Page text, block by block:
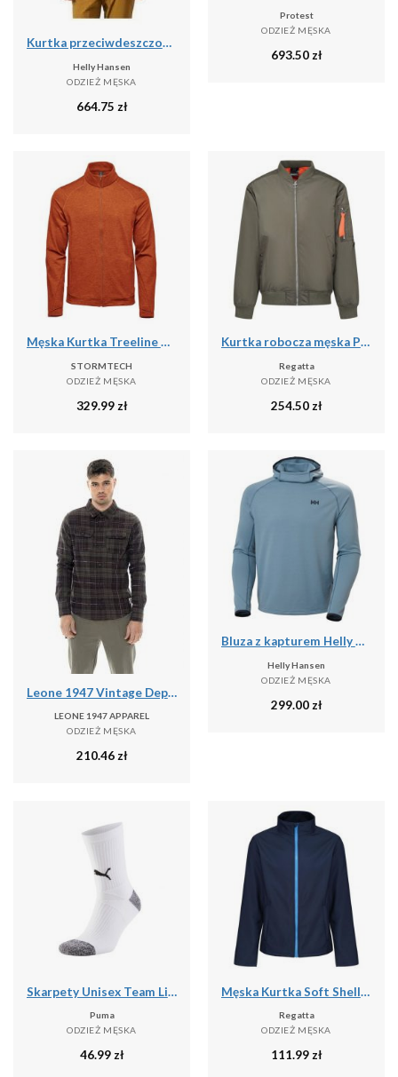
Kurtka przeciwdeszczowa męska Helly Hansen Loke Terra Jacket
Helly Hansen
ODZIEŻ MĘSKA
664.75 zł
Protest
ODZIEŻ MĘSKA
693.50 zł
Męska Kurtka Treeline Performance
STORMTECH
ODZIEŻ MĘSKA
329.99 zł
Kurtka robocza męska Pro Pilot
Regatta
ODZIEŻ MĘSKA
254.50 zł
Leone 1947 Vintage Dept. Męska koszula flanelowa z dużym nadrukiem logo
LEONE 1947 APPAREL
ODZIEŻ MĘSKA
210.46zł
Bluza z kapturem Helly Hansen
Helly Hansen
ODZIEŻ MĘSKA
299.00 zł
Skarpety Unisex Team Liga Dla Dorosłych
Puma
ODZIEŻ MĘSKA
46.99zł
Męska Kurtka Soft Shell Ablaze Printable
Regatta
ODZIEŻ MĘSKA
111.99zł